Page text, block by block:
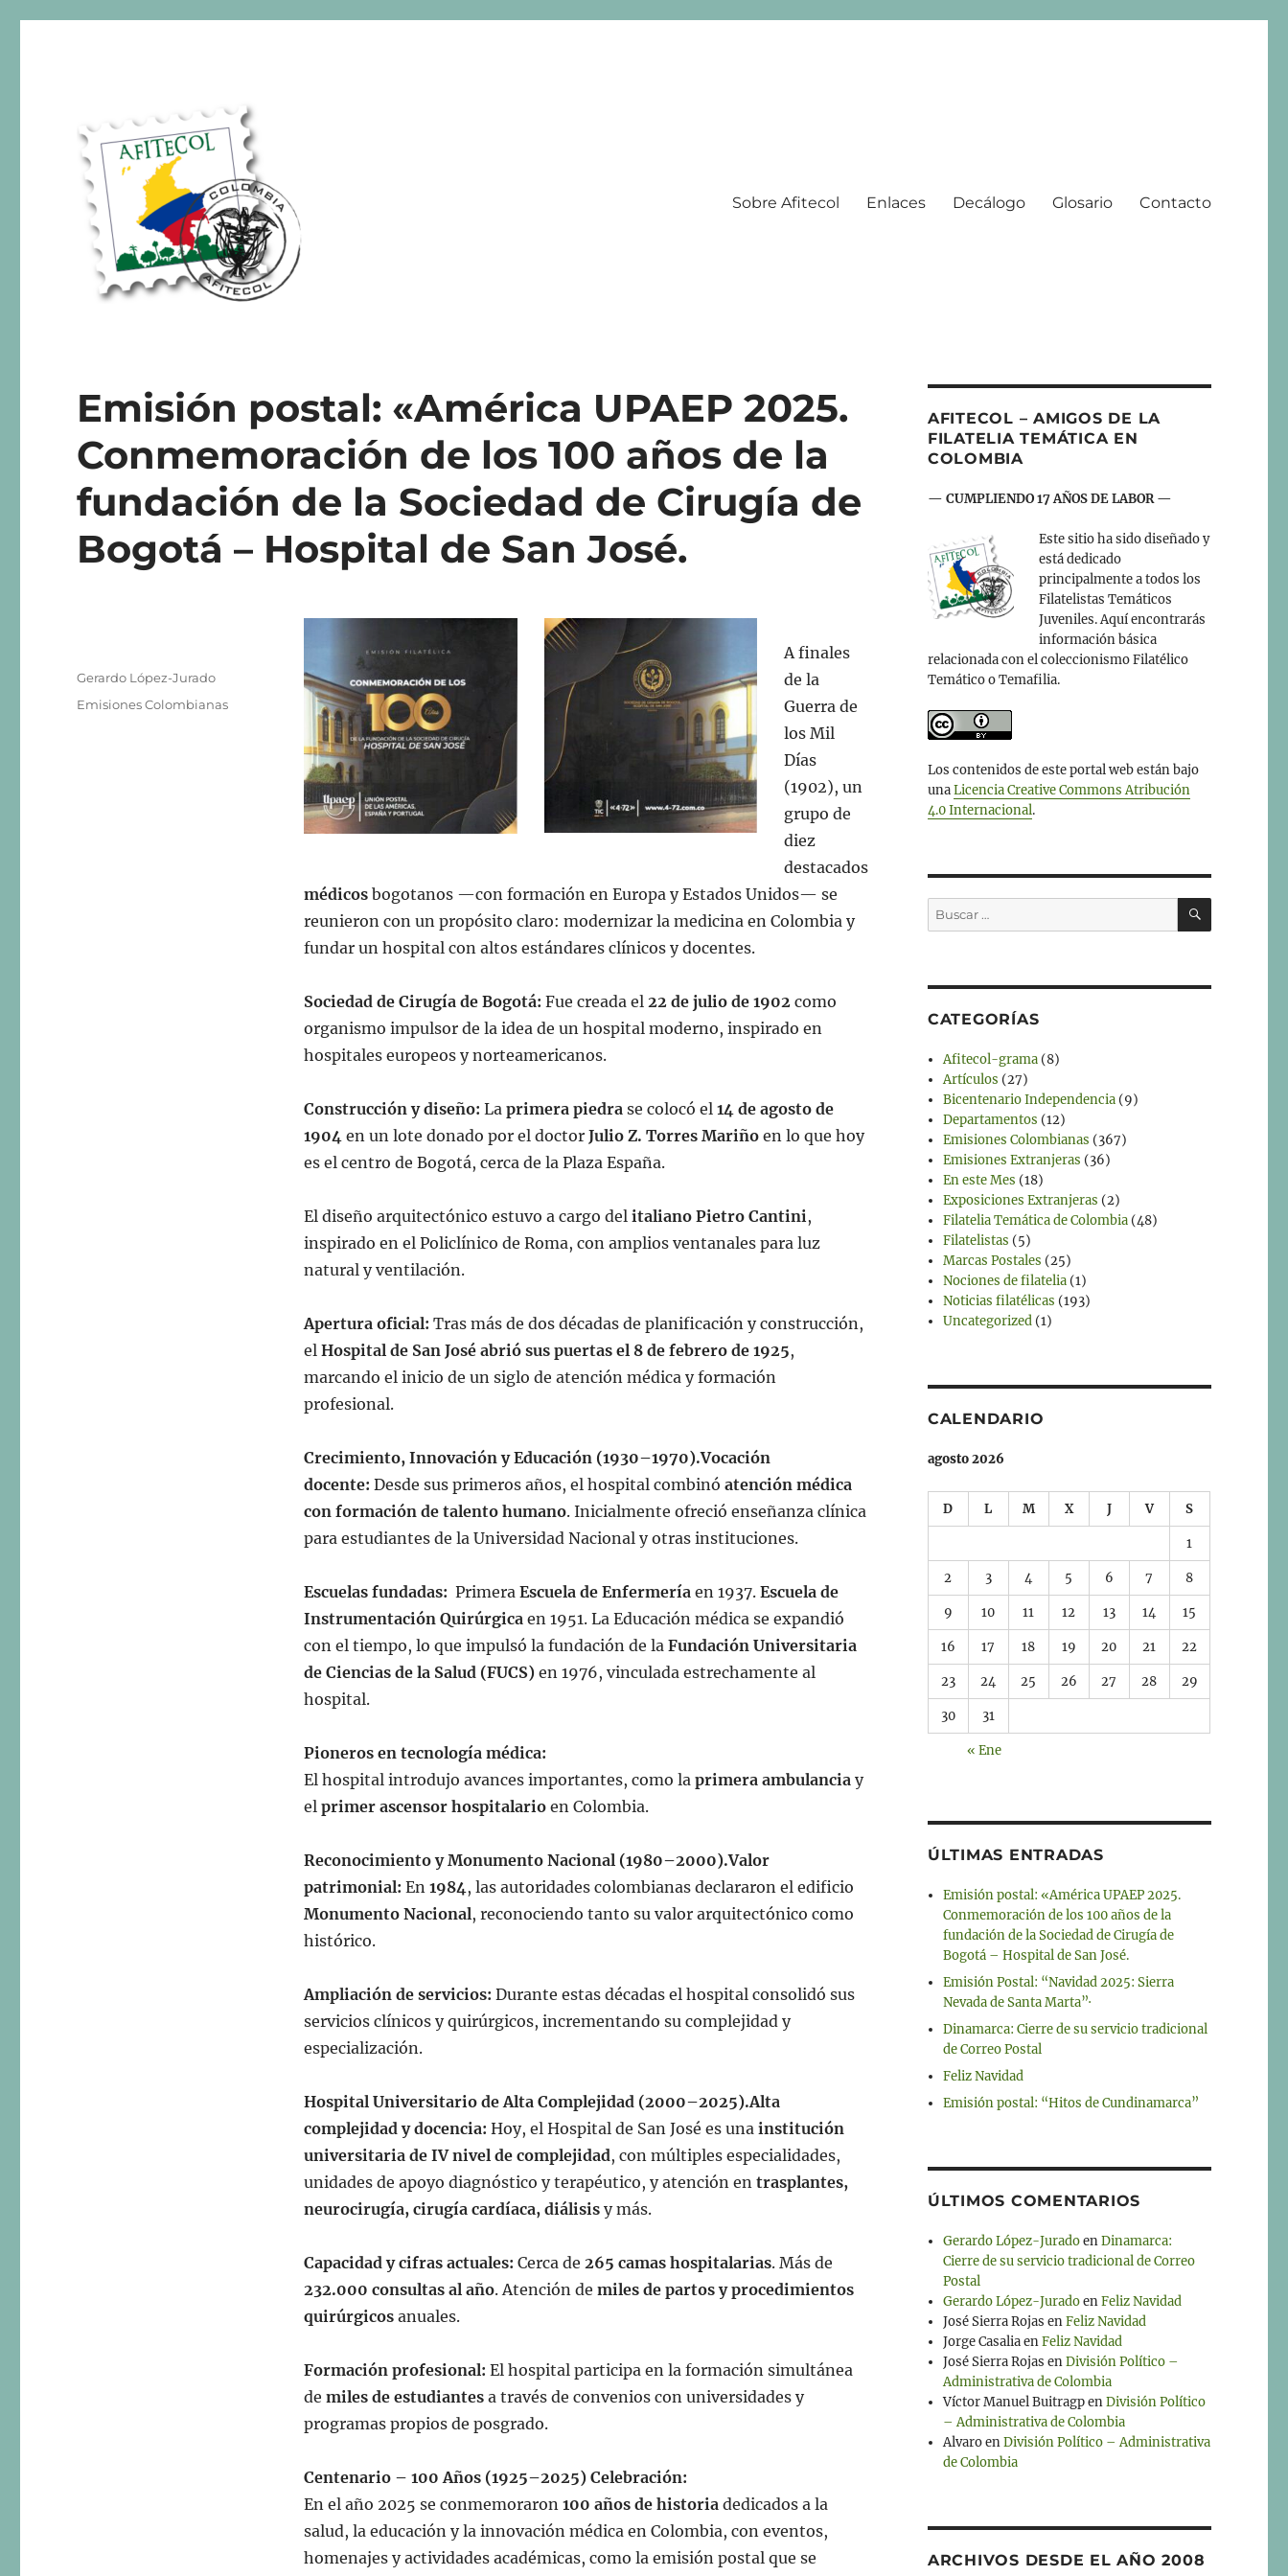
Sobre Afitecol Enlaces Decálogo Glosario Contacto
Emisión postal: «América UPAEP 2025.
Conmemoración de los 100 años de la
fundación de la Sociedad de Cirugía de
Bogotá – Hospital de San José.
A finales
de la
Guerra de
los Mil
Días
(1902), un
grupo de
diez
destacados
médicosbogotanos —con formación en Europa y Estados Unidos— se
reunieron con un propósito claro: modernizar la medicina en Colombia y
fundar un hospital con altos estándares clínicos y docentes.
Sociedad de Cirugía de Bogotá: Fue creada el 22 de julio de 1902como
organismo impulsor de la idea de un hospital moderno, inspirado en
hospitales europeos y norteamericanos.
Construcción y diseño: La primera piedrase colocó el 14 de agosto de
1904en un lote donado por el doctor Julio Z. Torres Mariñoen lo que hoy
es el centro de Bogotá, cerca de la Plaza España.
El diseño arquitectónico estuvo a cargo del italiano Pietro Cantini,
inspirado en el Policlínico de Roma, con amplios ventanales para luz
natural y ventilación.
Apertura oficial: Tras más de dos décadas de planificación y construcción,
el Hospital de San José abrió sus puertas el 8 de febrero de 1925,
marcando el inicio de un siglo de atención médica y formación
profesional.
Crecimiento, Innovación y Educación (1930–1970).Vocación
docente: Desde sus primeros años, el hospital combinó atención médica
con formación de talento humano. Inicialmente ofreció enseñanza clínica
para estudiantes de la Universidad Nacional y otras instituciones.
Escuelas fundadas: Primera Escuela de Enfermeríaen 1937. Escuela de
Instrumentación Quirúrgicaen 1951. La Educación médica se expandió
con el tiempo, lo que impulsó la fundación de la Fundación Universitaria
de Ciencias de la Salud (FUCS)en 1976, vinculada estrechamente al
hospital.
Pioneros en tecnología médica:
El hospital introdujo avances importantes, como la primera ambulanciay
el primer ascensor hospitalarioen Colombia.
Reconocimiento y Monumento Nacional (1980–2000).Valor
patrimonial: En 1984, las autoridades colombianas declararon el edificio
Monumento Nacional, reconociendo tanto su valor arquitectónico como
histórico.
Ampliación de servicios: Durante estas décadas el hospital consolidó sus
servicios clínicos y quirúrgicos, incrementando su complejidad y
especialización.
Hospital Universitario de Alta Complejidad (2000–2025).Alta
complejidad y docencia: Hoy, el Hospital de San José es una institución
universitaria de IV nivel de complejidad, con múltiples especialidades,
unidades de apoyo diagnóstico y terapéutico, y atención en trasplantes,
neurocirugía, cirugía cardíaca, diálisisy más.
Capacidad y cifras actuales: Cerca de 265 camas hospitalarias. Más de
232.000 consultas al año. Atención de miles de partos y procedimientos
quirúrgicosanuales.
Formación profesional: El hospital participa en la formación simultánea
de miles de estudiantesa través de convenios con universidades y
programas propios de posgrado.
Centenario – 100 Años (1925–2025) Celebración:
En el año 2025 se conmemoraron 100 años de historiadedicados a la
salud, la educación y la innovación médica en Colombia, con eventos,
homenajes y actividades académicas, como la emisión postal que se
Autor
Gerardo López-Jurado
Publicado
Categorías
Emisiones Colombianas
AFITECOL – AMIGOS DE LA
FILATELIA TEMÁTICA EN
COLOMBIA
— CUMPLIENDO 17 AÑOS DE LABOR —
Este sitio ha sido diseñado y
está dedicado
principalmente a todos los
Filatelistas Temáticos
Juveniles. Aquí encontrarás
información básica
relacionada con el coleccionismo Filatélico
Temático o Temafilia.
Los contenidos de este portal web están bajo
unaLicencia Creative Commons Atribución
4.0 Internacional.
Buscar
por:
BUSCAR
CATEGORÍAS
Afitecol-grama (8)
Artículos (27)
Bicentenario Independencia (9)
Departamentos (12)
Emisiones Colombianas (367)
Emisiones Extranjeras (36)
En este Mes (18)
Exposiciones Extranjeras (2)
Filatelia Temática de Colombia (48)
Filatelistas (5)
Marcas Postales (25)
Nociones de filatelia (1)
Noticias filatélicas (193)
Uncategorized (1)
CALENDARIO
agosto 2026
D L M X J V S
1
2 3 4 5 6 7 8
9 10 11 12 13 14 15
16 17 18 19 20 21 22
23 24 25 26 27 28 29
30 31
« Ene
ÚLTIMAS ENTRADAS
Emisión postal: «América UPAEP 2025.
Conmemoración de los 100 años de la
fundación de la Sociedad de Cirugía de
Bogotá – Hospital de San José.
Emisión Postal: “Navidad 2025: Sierra
Nevada de Santa Marta”·
Dinamarca: Cierre de su servicio tradicional
de Correo Postal
Feliz Navidad
Emisión postal: “Hitos de Cundinamarca”
ÚLTIMOS COMENTARIOS
Gerardo López-JuradoenDinamarca:
Cierre de su servicio tradicional de Correo
Postal
Gerardo López-JuradoenFeliz Navidad
José Sierra Rojas enFeliz Navidad
Jorge CasaliaenFeliz Navidad
José Sierra Rojas enDivisión Político –
Administrativa de Colombia
Víctor Manuel BuitragpenDivisión Político
– Administrativa de Colombia
AlvaroenDivisión Político – Administrativa
de Colombia
ARCHIVOS DESDE EL AÑO 2008